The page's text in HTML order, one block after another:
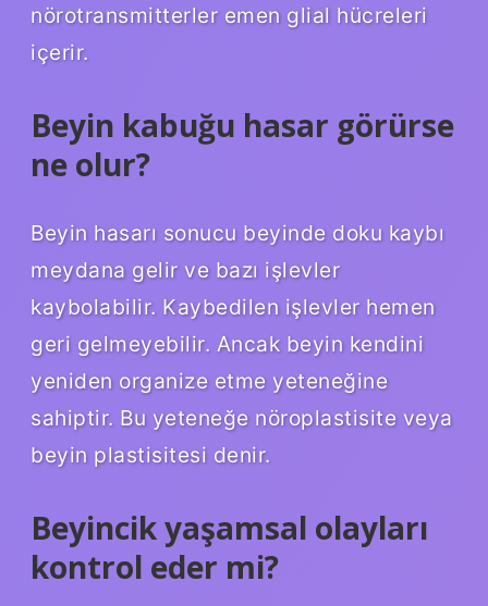
nörotransmitterler emen glial hücreleri
içerir.
Beyin kabuğu hasar görürse
ne olur?
Beyin hasarı sonucu beyinde doku kaybı
meydana gelir ve bazı işlevler
kaybolabilir. Kaybedilen işlevler hemen
geri gelmeyebilir. Ancak beyin kendini
yeniden organize etme yeteneğine
sahiptir. Bu yeteneğe nöroplastisite veya
beyin plastisitesi denir.
Beyincik yaşamsal olayları
kontrol eder mi?